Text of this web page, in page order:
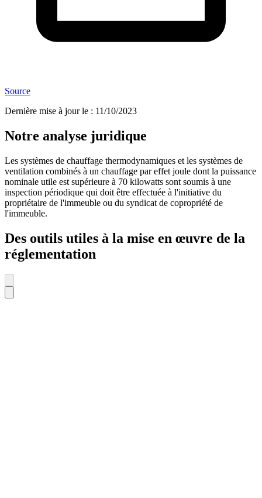
Source
Dernière mise à jour le : 11/10/2023
Notre analyse juridique
Les systèmes de chauffage thermodynamiques et les systèmes de
ventilation combinés à un chauffage par effet joule dont la puissance
nominale utile est supérieure à 70 kilowatts sont soumis à une
inspection périodique qui doit être effectuée à l'initiative du
propriétaire de l'immeuble ou du syndicat de copropriété de
l'immeuble.
Des outils utiles à la mise en œuvre de la
réglementation